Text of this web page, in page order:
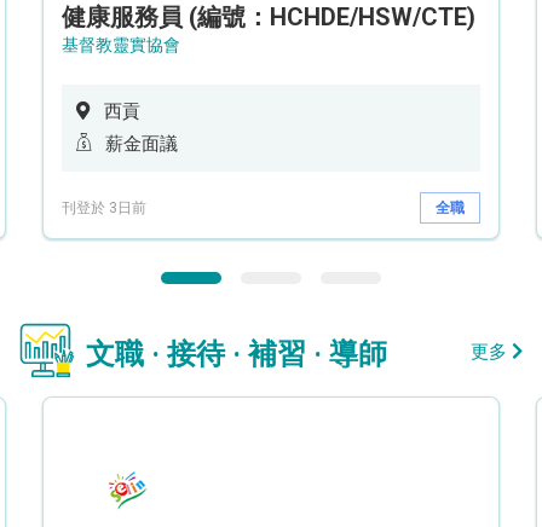
健康服務員 (編號：HCHDE/HSW/CTE)
基督教靈實協會
西貢
薪金面議
刊登於 3日前 全職
文職 · 接待 · 補習 · 導師 更多